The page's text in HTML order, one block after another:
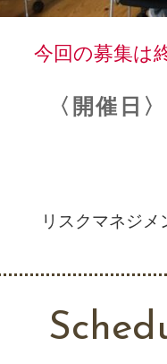
今回の募集は
〈開催日
リスクマネジメ